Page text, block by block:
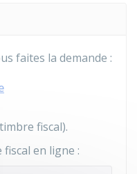
faites la demande :
fiscal).
en ligne :